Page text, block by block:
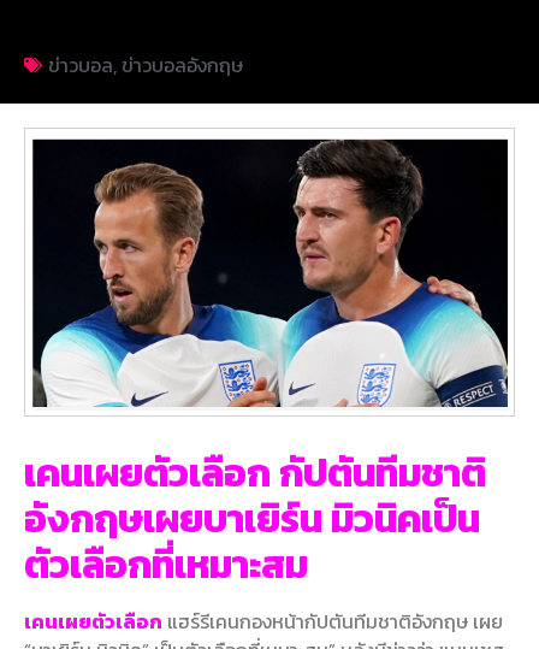
ข่าวบอล, ข่าวบอลอังกฤษ
เคนเผยตัวเลือก กัปตันทีมชาติ
อังกฤษเผยบาเยิร์น มิวนิคเป็น
ตัวเลือกที่เหมาะสม
เคนเผยตัวเลือก แฮร์รีเคนกองหน้ากัปตันทีมชาติอังกฤษ เผย